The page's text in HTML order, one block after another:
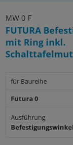
MW 0 F
FUTURA
mit Ring inkl.
für Baureihe
Futura 0
Ausführung